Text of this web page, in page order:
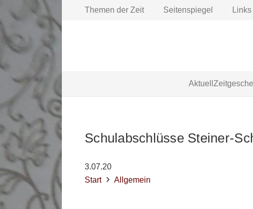
Themen der Zeit Seitenspiegel Links
Aktuell
Schulabschlüsse Steiner-
3.07.20
Start
Allgemein